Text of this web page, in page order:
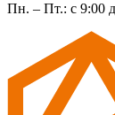
Пн. – Пт.: с 9:00